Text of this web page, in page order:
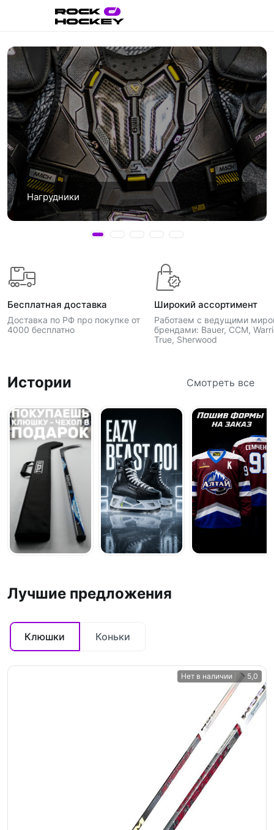
Нагрудники
Бесплатная доставка
Доставка по РФ про покупке от
4000 бесплатно
Широкий ассортимент
Работаем с ведущими
брендами: Bauer, CCM,
True, Sherwood
Истории Смотреть все
Лучшие предложения
Клюшки Коньки
Нет в наличии 5,0